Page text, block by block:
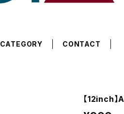
CATEGORY CONTACT
【12inch